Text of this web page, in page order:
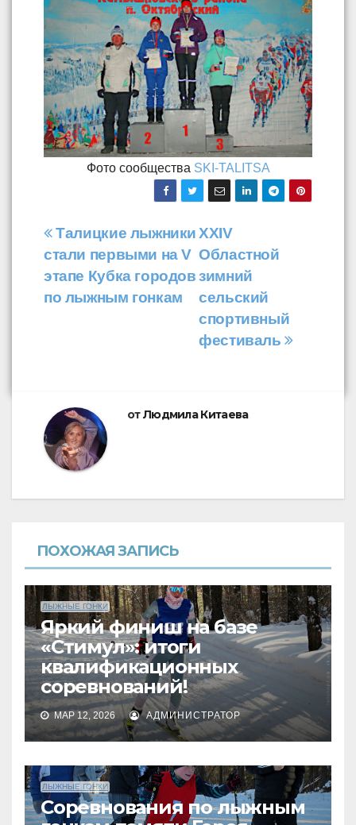
Фото сообщества SKI-TALITSA
Навигация
по
записям
XXIV
Областной
зимний
сельский
спортивный
фестиваль
Талицкие лыжники
стали первыми на V
этапе Кубка городов
по лыжным гонкам
отЛюдмила Китаева
ПОХОЖАЯ ЗАПИСЬ
ЛЫЖНЫЕ ГОНКИ
Яркий финиш на базе
«Стимул»: итоги
квалификационных
соревнований!
МАР 12, 2026 АДМИНИСТРАТОР
ЛЫЖНЫЕ ГОНКИ
Соревнования по лыжным